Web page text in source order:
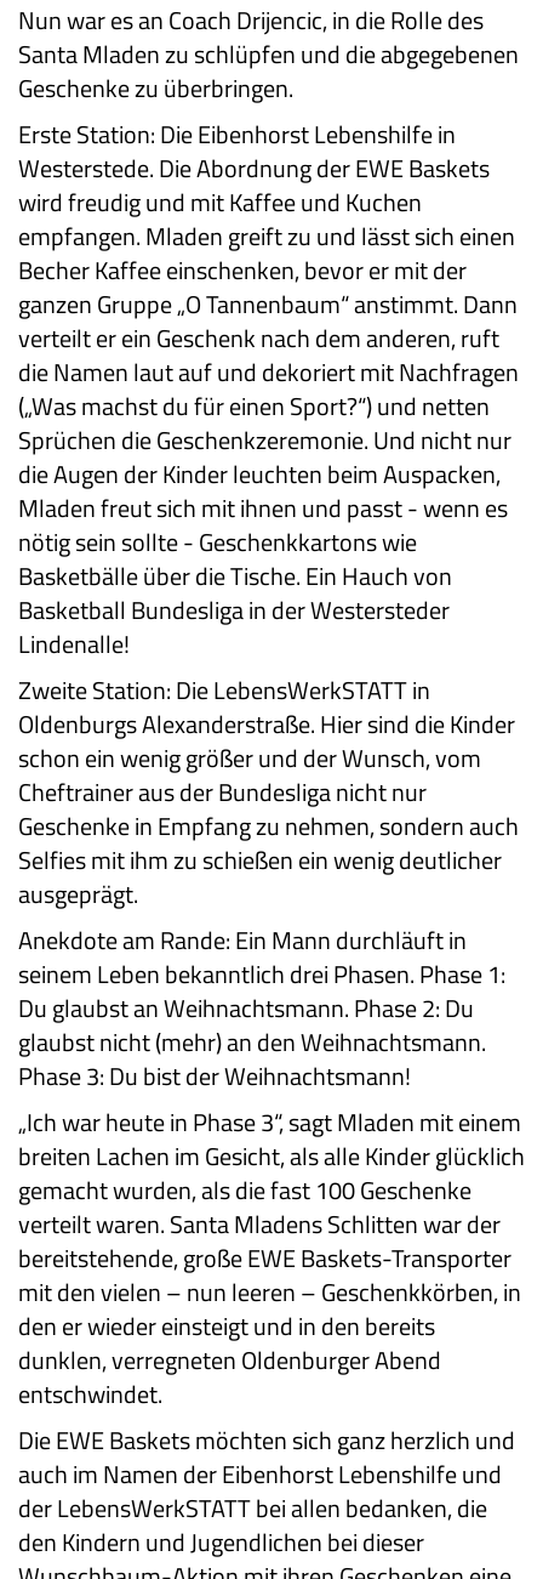
Nun war es an Coach Drijencic, in die Rolle des
Santa Mladen zu schlüpfen und die abgegebenen
Geschenke zu überbringen.
Erste Station: Die Eibenhorst Lebenshilfe in
Westerstede. Die Abordnung der EWE Baskets
wird freudig und mit Kaffee und Kuchen
empfangen. Mladen greift zu und lässt sich einen
Becher Kaffee einschenken, bevor er mit der
ganzen Gruppe „O Tannenbaum“ anstimmt. Dann
verteilt er ein Geschenk nach dem anderen, ruft
die Namen laut auf und dekoriert mit Nachfragen
(„Was machst du für einen Sport?“) und netten
Sprüchen die Geschenkzeremonie. Und nicht nur
die Augen der Kinder leuchten beim Auspacken,
Mladen freut sich mit ihnen und passt - wenn es
nötig sein sollte - Geschenkkartons wie
Basketbälle über die Tische. Ein Hauch von
Basketball Bundesliga in der Westersteder
Lindenalle!
Zweite Station: Die LebensWerkSTATT in
Oldenburgs Alexanderstraße. Hier sind die Kinder
schon ein wenig größer und der Wunsch, vom
Cheftrainer aus der Bundesliga nicht nur
Geschenke in Empfang zu nehmen, sondern auch
Selfies mit ihm zu schießen ein wenig deutlicher
ausgeprägt.
Anekdote am Rande: Ein Mann durchläuft in
seinem Leben bekanntlich drei Phasen. Phase 1:
Du glaubst an Weihnachtsmann. Phase 2: Du
glaubst nicht (mehr) an den Weihnachtsmann.
Phase 3: Du bist der Weihnachtsmann!
„Ich war heute in Phase 3“, sagt Mladen mit einem
breiten Lachen im Gesicht, als alle Kinder glücklich
gemacht wurden, als die fast 100 Geschenke
verteilt waren. Santa Mladens Schlitten war der
bereitstehende, große EWE Baskets-Transporter
mit den vielen – nun leeren – Geschenkkörben, in
den er wieder einsteigt und in den bereits
dunklen, verregneten Oldenburger Abend
entschwindet.
Die EWE Baskets möchten sich ganz herzlich und
auch im Namen der Eibenhorst Lebenshilfe und
der LebensWerkSTATT bei allen bedanken, die
den Kindern und Jugendlichen bei dieser